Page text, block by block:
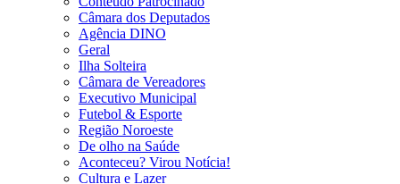
Câmara dos Deputados
Agência DINO
Geral
Ilha Solteira
Câmara de Vereadores
Executivo Municipal
Futebol & Esporte
Região Noroeste
De olho na Saúde
Aconteceu? Virou Notícia!
Cultura e Lazer